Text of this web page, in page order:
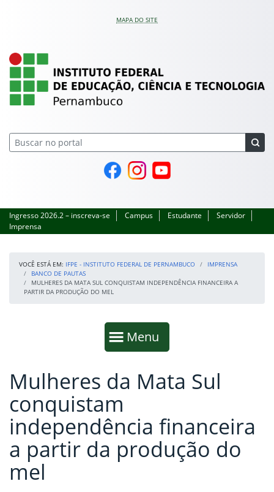
MAPA DO SITE
IFPE – Instituto
Página do Facebook
Perfil no Instagram
Canal no YouTube
Ingresso 2026.2 – inscreva-se Campus Estudante
Servidor
Imprensa
VOCÊ ESTÁ EM: IFPE - INSTITUTO FEDERAL DE PERNAMBUCO
IMPRENSA
BANCO DE PAUTAS
MULHERES DA MATA SUL CONQUISTAM INDEPENDÊNCIA FINANCEIRA A
PARTIR DA PRODUÇÃO DO MEL
Mostrar
Menu
Fim da navegação
Início do conteúdo
Mulheres da Mata Sul
conquistam
independência financeira
a partir da produção do
mel